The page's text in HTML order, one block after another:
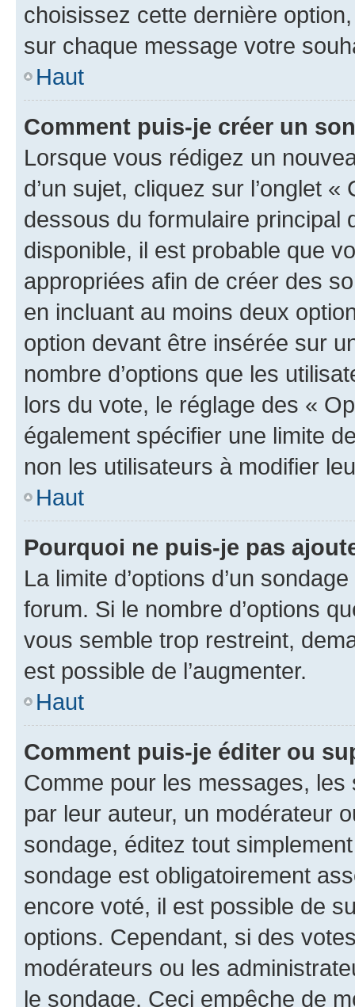
choisissez cette dernière
sur chaque message votre
Haut
Comment puis-je créer un
Lorsque vous rédigez un
d’un sujet, cliquez sur l’onglet
dessous du formulaire principal
disponible, il est probable que
appropriées afin de créer des
en incluant au moins deux
option devant être insérée sur
nombre d’options que les
lors du vote, le réglage des «
également spécifier une limite
non les utilisateurs à modifier
Haut
Pourquoi ne puis-je pas
La limite d’options d’un
forum. Si le nombre d’options
vous semble trop restreint,
est possible de l’augmenter.
Haut
Comment puis-je éditer ou
Comme pour les messages,
par leur auteur, un modérateur
sondage, éditez tout
sondage est obligatoirement
encore voté, il est possible de
options. Cependant, si des
modérateurs ou les
le sondage. Ceci empêche de